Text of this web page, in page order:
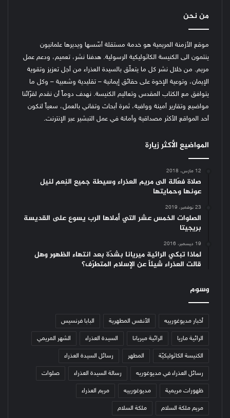
من نحن
موقع الأزمنة المريمية هو خدمة مستقلة أسّسها ويديرها علمانيون
ينتمون الى الكنيسة الكاثوليكية الرسولية. هدفنا نشر، تعميم، ودعم عمل
مريم. من خلال نشر كل ما يتعلّق بالسيدة العذراء من أجل تعزيز وتقوية
الإيمان، وتوعية الإخوة على حقائق إيمانية – تقليدية وشعبية – وكل ما
يتوافق مع الكتاب المقدس وتعاليم الكنيسة. نهدف دوماً أن نقدم لقرّائنا
مواضيع وتقارير أمينة ووافية، ثمرة أبحاث وتفاني بالعمل، سعياً لنكون
أحد المواقع الأكثر مصداقية وأمانة في عمل التبشير عبر الإنترنت.
المواضيع الأكثر زيارة
12 مارس، 2018
صلاة فعّالة الى مريم العذراء وسيطة جميع النِعم لنيل
عونها وحمايتها
23 نوفمبر، 2019
الصلوات الخمس عشر التي أملاها الرب يسوع على القديسة
بريجيتا
19 ديسمبر، 2016
لماذا تبكي الرائية ميريانا بشدّة بعد انتهاء الظهور وهل
قالت العذراء شيئاً عن الإسلام المتطرّف؟
وسوم
أخبار مديوغورييه الأنفس المطهرية البابا فرنسيس
الرائية ماريا الرائية ميريانا السيدة العذراء الشهر المريمي
الكنيسة الكاثوليكيّة المطهر رسائل السيدة العذراء
رسائل العذراء في مديوغوريه رسالة السيدة العذراء صلوات
ظهورات مريمية مديوغورييه مريم العذراء
مريم ملكة السلام ملكة السلام